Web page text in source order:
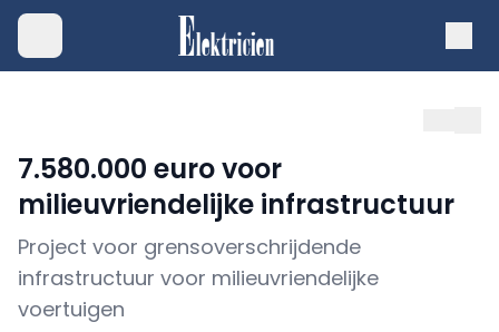
7.580.000 euro voor
milieuvriendelijke infrastructuur
Project voor grensoverschrijdende
infrastructuur voor milieuvriendelijke
voertuigen